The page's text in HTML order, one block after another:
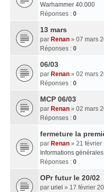
Warhammer 40.000
Réponses : 0
13 mars
par Renan » 07 mars
Réponses : 0
06/03
par Renan » 02 mars
Réponses : 0
MCP 06/03
par Renan » 02 mars
Réponses : 0
fermeture la
par Renan » 21 février
Informations
Réponses : 0
OPr futur le 20/02
par uriel » 17 février